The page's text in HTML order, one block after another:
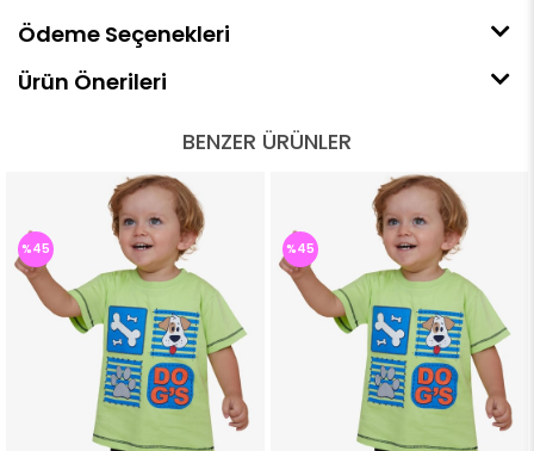
Ödeme Seçenekleri
Ürün Önerileri
BENZER ÜRÜNLER
%45 %45